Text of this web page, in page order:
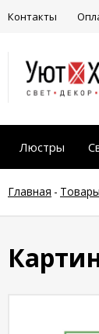
Контакты
Люстры
Главная -